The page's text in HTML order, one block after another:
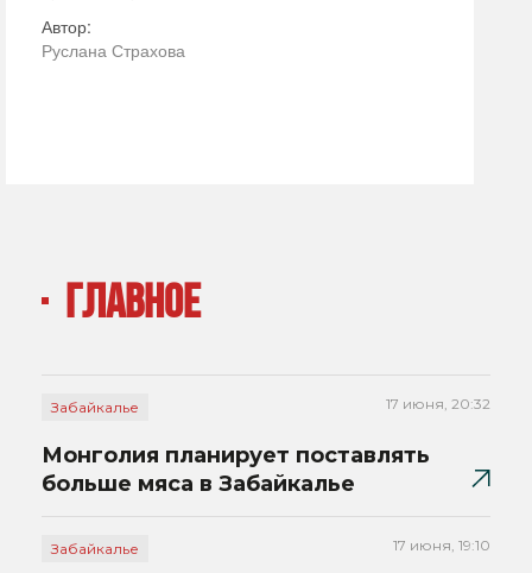
Автор:
Руслана Страхова
ГЛАВНОЕ
Забайкалье 17 июня, 20:32
Монголия планирует поставлять
больше мяса в Забайкалье
Забайкалье 17 июня, 19:10